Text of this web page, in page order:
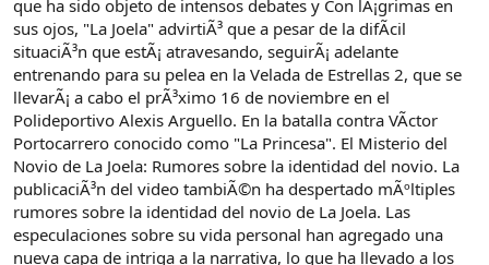
que ha sido objeto de intensos debates y Con lÃ¡grimas en
sus ojos, "La Joela" advirtiÃ³ que a pesar de la difÃcil
situaciÃ³n que estÃ¡ atravesando, seguirÃ¡ adelante
entrenando para su pelea en la Velada de Estrellas 2, que se
llevarÃ¡ a cabo el prÃ³ximo 16 de noviembre en el
Polideportivo Alexis Arguello. En la batalla contra VÃctor
Portocarrero conocido como "La Princesa". El Misterio del
Novio de La Joela: Rumores sobre la identidad del novio. La
publicaciÃ³n del video tambiÃ©n ha despertado mÃºltiples
rumores sobre la identidad del novio de La Joela. Las
especulaciones sobre su vida personal han agregado una
nueva capa de intriga a la narrativa, lo que ha llevado a los